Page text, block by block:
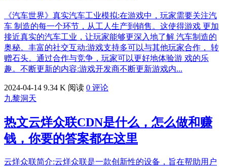
《汽车世界》真实汽车工业模拟:在游戏中，玩家需要关注汽
车 制造的每一个环节，从工人生产到销售。这使得游戏 更加
接近真实的汽车工业，让玩家能够更深入地了解 汽车制造的
奥秘。丰富的社交互动:游戏支持多可以与其他玩家合作， 转
赠石头。通过合作与竞争，玩家可以更好地体验游 戏的乐
趣。不断更新的内容:游戏开发商不断更新游戏内...
2024-04-14 9.34 K 阅读 0 评论
九黎洞天
热文云烊众联CDN是什么，怎么做和赚
钱，你要的答案都在这里
云烊众联简介:云烊众联是一款创新性的设备，旨在帮助用户